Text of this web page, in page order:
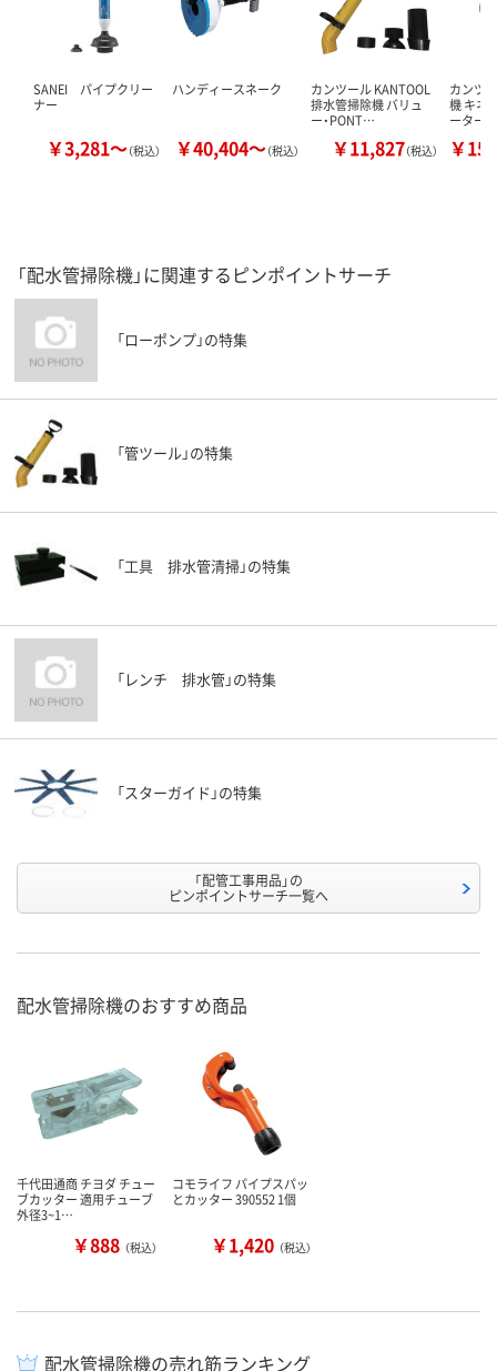
SANEI パイプクリー
ナー
￥3,281～（税込）
ハンディースネーク
￥40,404～（税込）
カンツール KANTOOL
排水管掃除機 バリュ
ー・PONT…
￥11,827（税込）
カンツ
機 キネ
ーター
￥
「配水管掃除機」に関連するピンポイントサーチ
「ローポンプ」の特集
「管ツール」の特集
「工具 排水管清掃」の特集
「レンチ 排水管」の特集
「スターガイド」の特集
「配管工事用品」の
ピンポイントサーチ一覧へ
配水管掃除機のおすすめ商品
千代田通商 チヨダ チュー
ブカッター 適用チューブ
外径3~1…
￥888 （税込）
コモライフ パイプスパッ
とカッター 390552 1個
￥1,420 （税込）
配水管掃除機の売れ筋ランキング